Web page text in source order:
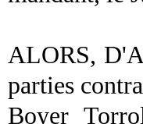
ALORS,
parties
Boyer